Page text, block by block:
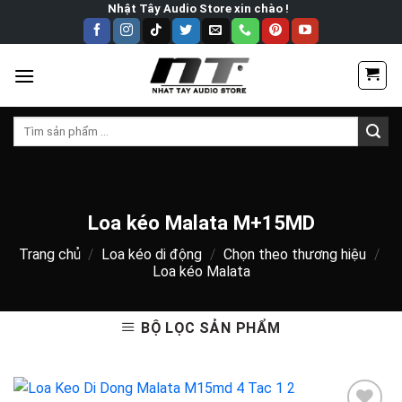
Nhật Tây Audio Store xin chào !
Tìm
Loa kéo Malata M+15MD
Trang chủ / Loa kéo di động / Chọn theo thương hiệu /
Loa kéo Malata
BỘ LỌC SẢN PHẨM